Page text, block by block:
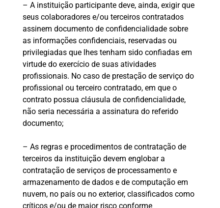
– A instituição participante deve, ainda, exigir que
seus colaboradores e/ou terceiros contratados
assinem documento de confidencialidade sobre
as informações confidenciais, reservadas ou
privilegiadas que lhes tenham sido confiadas em
virtude do exercício de suas atividades
profissionais. No caso de prestação de serviço do
profissional ou terceiro contratado, em que o
contrato possua cláusula de confidencialidade,
não seria necessária a assinatura do referido
documento;
– As regras e procedimentos de contratação de
terceiros da instituição devem englobar a
contratação de serviços de processamento e
armazenamento de dados e de computação em
nuvem, no país ou no exterior, classificados como
críticos e/ou de maior risco conforme